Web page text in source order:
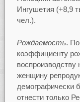
Ингушетия (+8,9
чел.).
Рождаемость.
коэффициенту
воспроизводству
женщину
демографически
отнести только